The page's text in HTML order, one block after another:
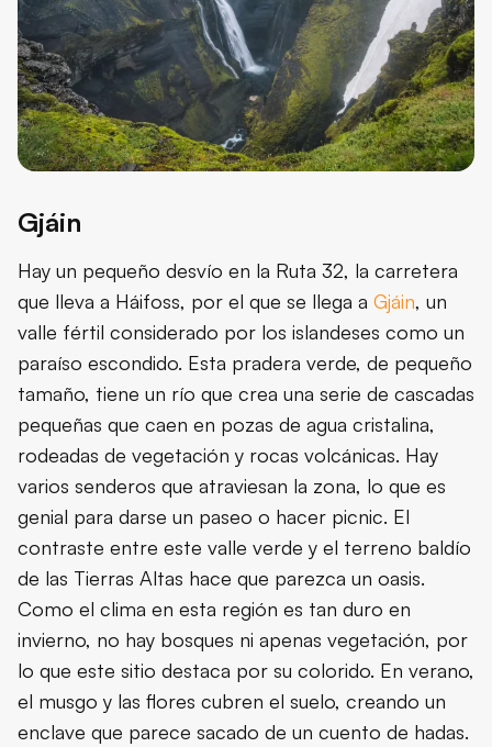
Gjáin
Hay un pequeño desvío en la Ruta 32, la carretera
que lleva a Háifoss, por el que se llega a Gjáin, un
valle fértil considerado por los islandeses como un
paraíso escondido. Esta pradera verde, de pequeño
tamaño, tiene un río que crea una serie de cascadas
pequeñas que caen en pozas de agua cristalina,
rodeadas de vegetación y rocas volcánicas. Hay
varios senderos que atraviesan la zona, lo que es
genial para darse un paseo o hacer picnic. El
contraste entre este valle verde y el terreno baldío
de las Tierras Altas hace que parezca un oasis.
Como el clima en esta región es tan duro en
invierno, no hay bosques ni apenas vegetación, por
lo que este sitio destaca por su colorido. En verano,
el musgo y las flores cubren el suelo, creando un
enclave que parece sacado de un cuento de hadas.